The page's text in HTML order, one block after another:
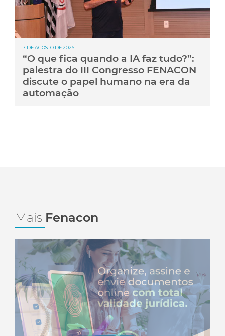
7 DE AGOSTO DE 2026
“O que fica quando a IA faz tudo?”:
palestra do III Congresso FENACON
discute o papel humano na era da
automação
Mais Fenacon